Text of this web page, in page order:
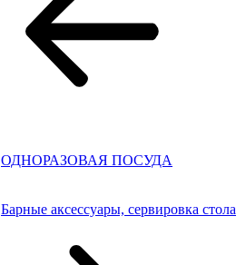
ОДНОРАЗОВАЯ ПОСУДА
Барные аксессуары, сервировка стола